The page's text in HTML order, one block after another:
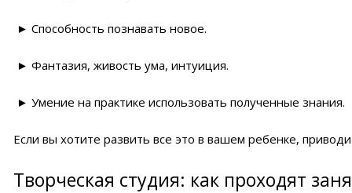
► Способность познавать новое.
► Фантазия, живость ума, интуиция.
► Умение на практике использовать полученные знания.
Если вы хотите развить все это в вашем ребенке,
Творческая студия: как проходят